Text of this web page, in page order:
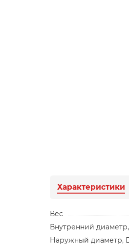
Характеристики
Вес
Внутренний
Наружный диаметр,